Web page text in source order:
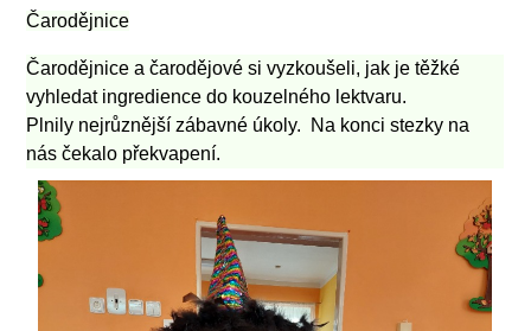
Čarodějnice
Čarodějnice a čarodějové si vyzkoušeli, jak je těžké
vyhledat ingredience do kouzelného lektvaru.
Plnily nejrůznější zábavné úkoly. Na konci stezky na
nás čekalo překvapení.